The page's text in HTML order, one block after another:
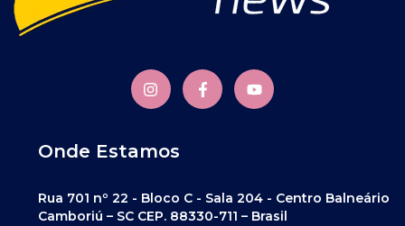
Onde Estamos
Rua 701 nº 22 - Bloco C - Sala 204 - Centro Balneário
Camboriú – SC CEP. 88330-711 – Brasil